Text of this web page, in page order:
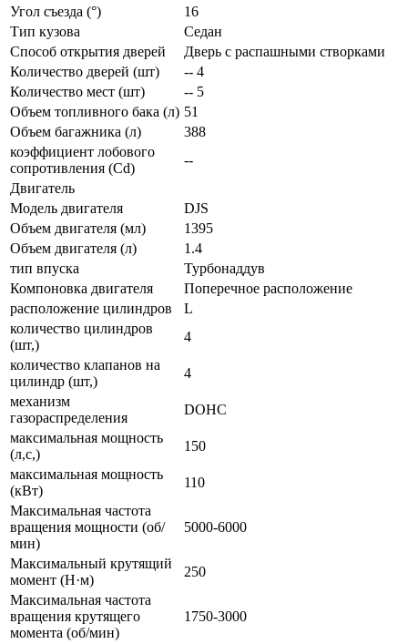
Угол съезда (°)
16
Тип кузова
Седан
Способ открытия дверей
Дверь с распашными створками
Количество дверей (шт)
-- 4
Количество мест (шт)
-- 5
Объем топливного бака (л) 51
Объем багажника (л)
388
коэффициент лобового
сопротивления (Cd)
--
Двигатель
Модель двигателя
DJS
Объем двигателя (мл)
1395
Объем двигателя (л)
1.4
тип впуска
Турбонаддув
Компоновка двигателя
Поперечное расположение
расположение цилиндров
L
количество цилиндров
(шт,)
4
количество клапанов на
цилиндр (шт,)
4
механизм
газораспределения
DOHC
максимальная мощность
(л,с,)
150
максимальная мощность
(кВт)
110
Максимальная частота
вращения мощности (об/
мин)
5000-6000
Максимальный крутящий
момент (Н·м)
250
Максимальная частота
вращения крутящего
момента (об/мин)
1750-3000